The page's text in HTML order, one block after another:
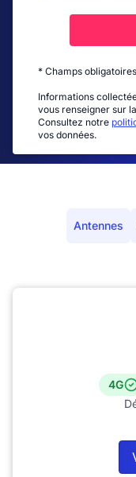
* Champs obligatoires
Informations
vous renseigner sur
Consultez notre
vos données.
Antennes
4G